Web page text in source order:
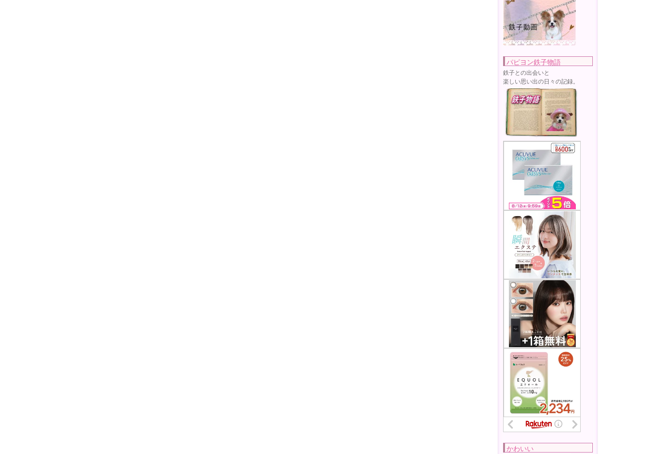
パピヨン鉄子物語
鉄子との出会いと
楽しい思い出の日々の記録。
かわいい